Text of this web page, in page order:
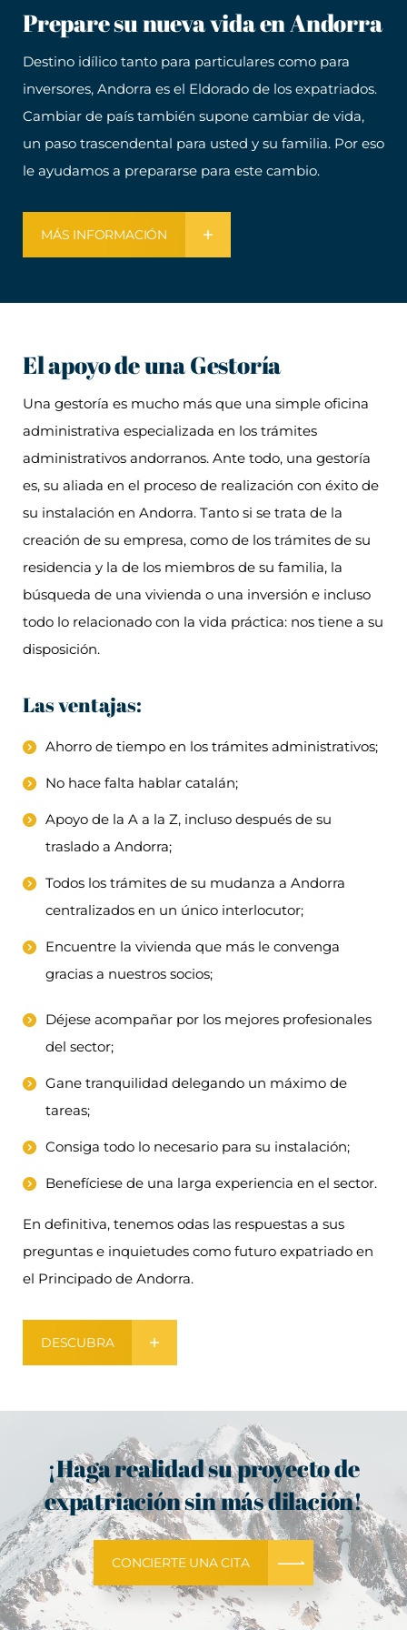
Prepare su nueva vida en Andorra
Destino idílico tanto para particulares como para
inversores, Andorra es el Eldorado de los expatriados.
Cambiar de país también supone cambiar de vida,
un paso trascendental para usted y su familia. Por eso
le ayudamos a prepararse para este cambio.
MÁS INFORMACIÓN
El apoyo de una Gestoría
Una gestoría es mucho más que una simple oficina
administrativa especializada en los trámites
administrativos andorranos. Ante todo, una gestoría
es, su aliada en el proceso de realización con éxito de
su instalación en Andorra. Tanto si se trata de la
creación de su empresa, como de los trámites de su
residencia y la de los miembros de su familia, la
búsqueda de una vivienda o una inversión e incluso
todo lo relacionado con la vida práctica: nos tiene a su
disposición.
Las ventajas:
Ahorro de tiempo en los trámites administrativos;
No hace falta hablar catalán;
Apoyo de la A a la Z, incluso después de su
traslado a Andorra;
Todos los trámites de su mudanza a Andorra
centralizados en un único interlocutor;
Encuentre la vivienda que más le convenga
gracias a nuestros socios;
Déjese acompañar por los mejores profesionales
del sector;
Gane tranquilidad delegando un máximo de
tareas;
Consiga todo lo necesario para su instalación;
Benefíciese de una larga experiencia en el sector.
En definitiva, tenemos odas las respuestas a sus
preguntas e inquietudes como futuro expatriado en
el Principado de Andorra.
DESCUBRA
¡Haga realidad su proyecto de
expatriación sin más dilación!
CONCIERTE UNA CITA